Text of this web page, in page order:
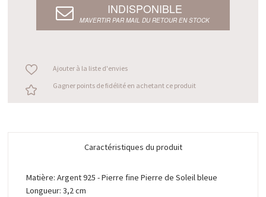
INDISPONIBLE
M’AVERTIR PAR MAIL DU RETOUR EN STOCK
Ajouter à la liste d'envies
Gagner points de fidélité en achetant ce produit
Caractéristiques du produit
Matière: Argent 925 - Pierre fine Pierre de Soleil bleue
Longueur: 3,2 cm